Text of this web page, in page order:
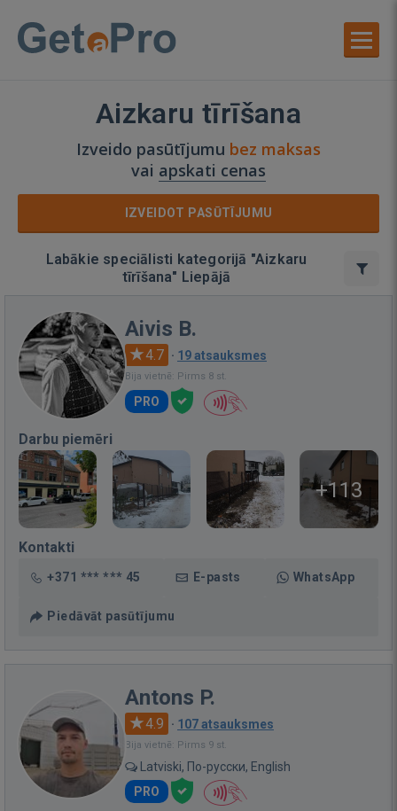
Aizkaru tīrīšana
Izveido pasūtījumu bez maksas
vai apskati cenas
IZVEIDOT PASŪTĪJUMU
Labākie speciālisti kategorijā "Aizkaru
tīrīšana" Liepājā
Aivis B.
4.7 · 19 atsauksmes
Bija vietnē: Pirms 8 st.
PRO
Darbu piemēri
+113
Kontakti
+371 *** *** 45 E-pasts WhatsApp
Piedāvāt pasūtījumu
Antons P.
4.9 · 107 atsauksmes
Bija vietnē: Pirms 9 st.
Latviski, По-русски, English
PRO